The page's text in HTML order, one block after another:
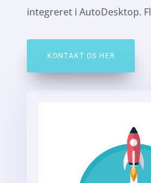
integreret i AutoDesktop.
KONTAKT OS HER